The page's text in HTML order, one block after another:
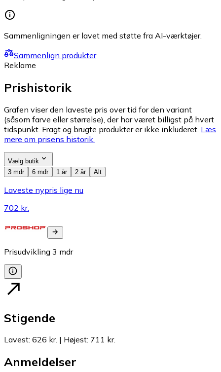
Sammenligningen er lavet med støtte fra AI-værktøjer.
Sammenlign produkter
Reklame
Prishistorik
Grafen viser den laveste pris over tid for den variant
(såsom farve eller størrelse), der har været billigst på hvert
tidspunkt. Fragt og brugte produkter er ikke inkluderet. Læs
mere om prisens historik.
Vælg butik
3 mdr
6 mdr 1 år 2 år Alt
Laveste nypris lige nu
702 kr.
Prisudvikling 3 mdr
Stigende
Lavest: 626 kr. | Højest: 711 kr.
Anmeldelser